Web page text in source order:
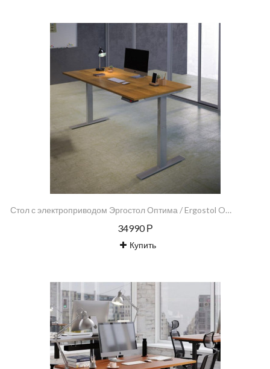
Стол с электроприводом Эргостол Оптима / Ergostol Optima
34990 Р
Купить